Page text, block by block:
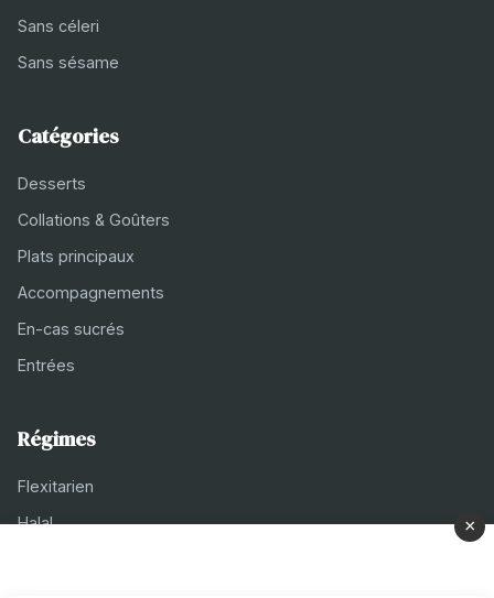
Sans céleri
Sans sésame
Catégories
Desserts
Collations & Goûters
Plats principaux
Accompagnements
En-cas sucrés
Entrées
Régimes
Flexitarien
Halal
×